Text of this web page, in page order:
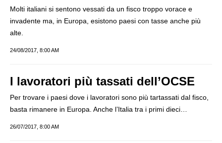
Molti italiani si sentono vessati da un fisco troppo vorace e
invadente ma, in Europa, esistono paesi con tasse anche più
alte.
24/08/2017, 8:00 AM
I lavoratori più tassati dell’OCSE
Per trovare i paesi dove i lavoratori sono più tartassati dal fisco,
basta rimanere in Europa. Anche l’Italia tra i primi dieci…
26/07/2017, 8:00 AM